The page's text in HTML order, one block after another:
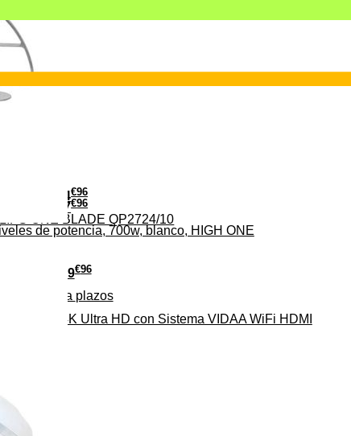
37€96
de potencia, 700w, blanco, HIGH ONE
24€96
ONE BLADE QP2724/10
279€96
Pago a plazos
EL 4K Ultra HD con Sistema VIDAA WiFi HDMI